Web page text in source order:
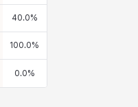
40.0%
100.0%
0.0%